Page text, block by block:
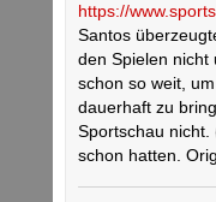
https://
Santos
den Spielen nicht
schon so weit,
dauerhaft zu
Sportschau nicht.
schon hatten.